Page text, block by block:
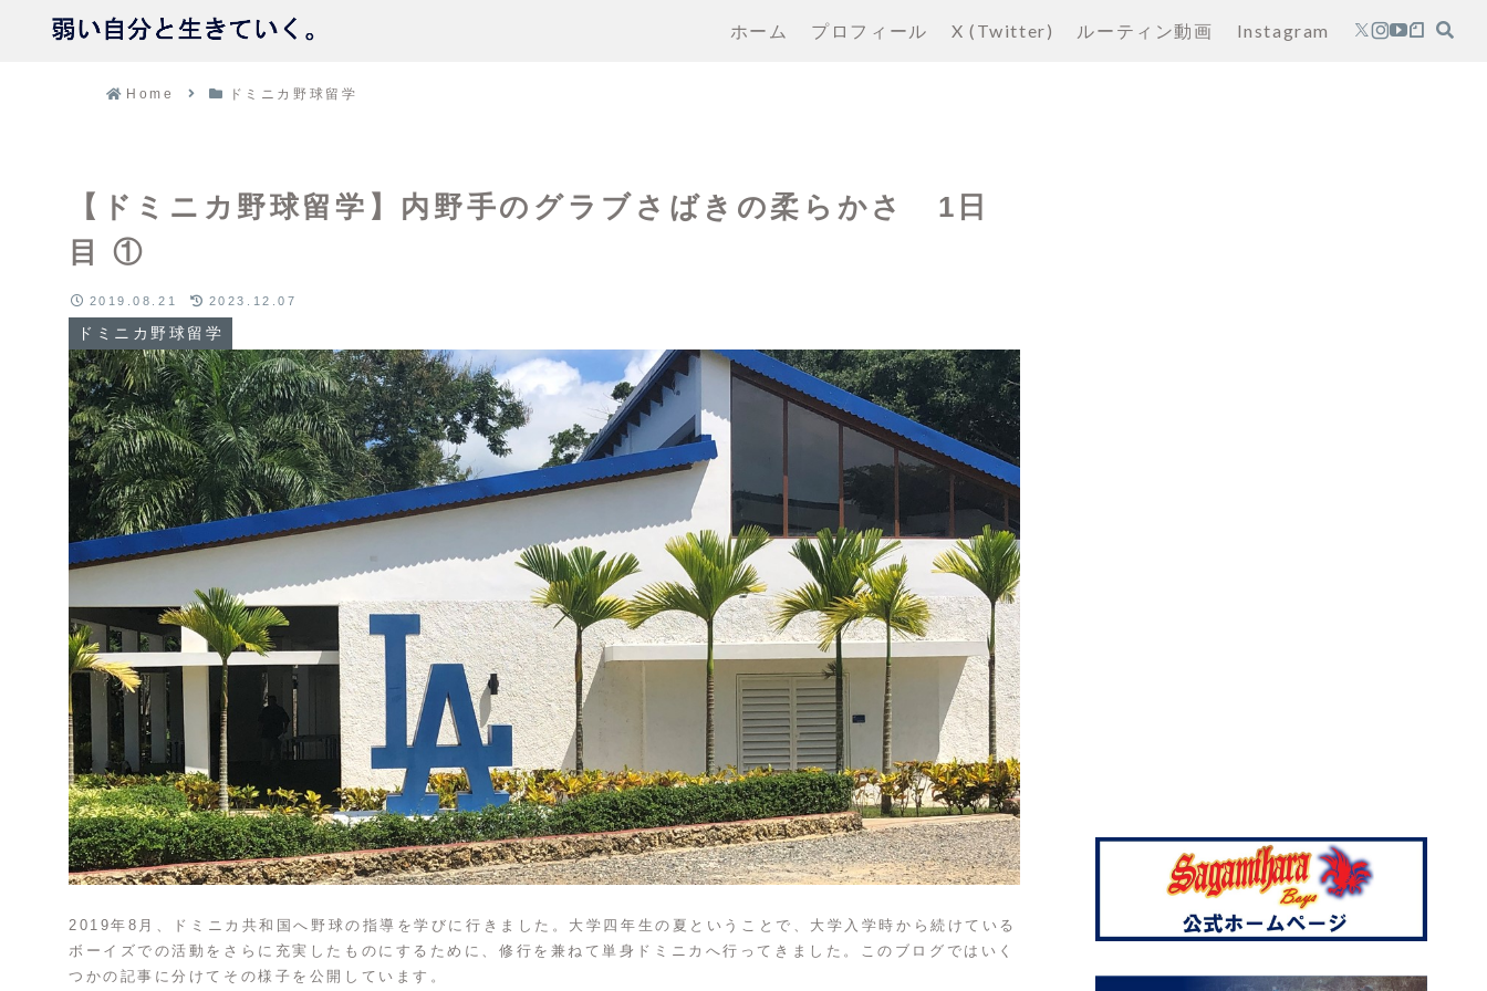
ホーム プロフィール X (Twitter) ルーティン動画 Instagram
Home ドミニカ野球留学
【ドミニカ野球留学】内野手のグラブさばきの柔らかさ 1日
目 ①
ドミニカ野球留学
2019.08.21 2023.12.07
2019年8月、ドミニカ共和国へ野球の指導を学びに行きました。大学四年生の夏ということで、大学入学時から続けている
ボーイズでの活動をさらに充実したものにするために、修行を兼ねて単身ドミニカへ行ってきました。このブログではいく
つかの記事に分けてその様子を公開しています。